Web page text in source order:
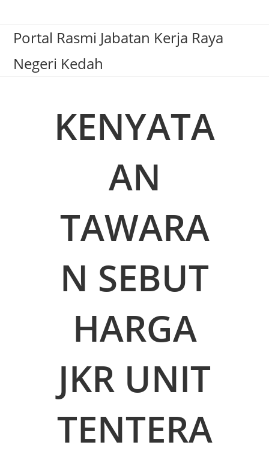
Portal Rasmi Jabatan Kerja Raya
Negeri Kedah
KENYATA
AN
TAWARA
N SEBUT
HARGA
JKR UNIT
TENTERA